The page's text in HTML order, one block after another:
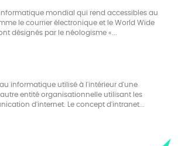
mondial qui rend accessibles au
le courrier électronique et le World Wide
désignés par le néologisme «...
informatique utilisé à l'intérieur d'une
entité organisationnelle utilisant les
d'internet. Le concept d'intranet...